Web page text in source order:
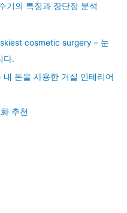
기의 특징과 장단점 분석
cosmetic surgery – 눈
다.
돈을 사용한 거실 인테리어
추천